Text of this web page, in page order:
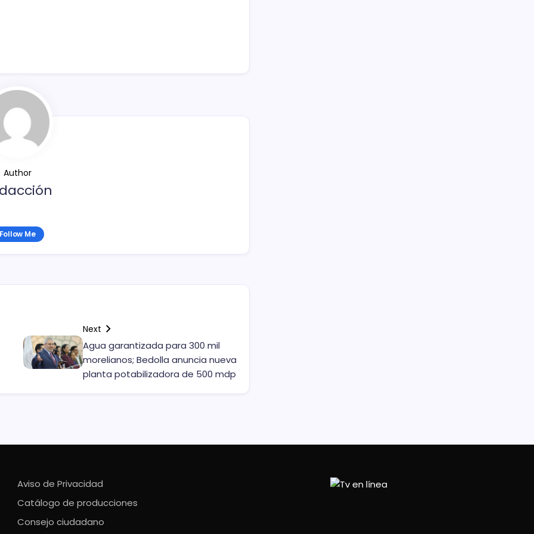
Author
Follow Me
Next
Agua garantizada para 300 mil
morelianos; Bedolla anuncia nueva
planta potabilizadora de 500 mdp
Aviso de Privacidad
Catálogo de producciones
Consejo ciudadano